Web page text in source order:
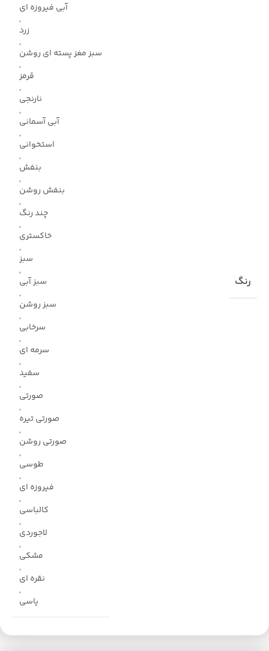
رنگ
آبی فیروزه ای
,
زرد
,
سبز مغز پسته ای روشن
,
قرمز
,
نارنجی
,
آبی آسمانی
,
استخوانی
,
بنفش
,
بنفش روشن
,
چند رنگ
,
خاکستری
,
سبز
,
سبز آبی
,
سبز روشن
,
سرخابی
,
سرمه ای
,
سفید
,
صورتی
,
صورتی تیره
,
صورتی روشن
,
طوسی
,
فیروزه ای
,
کالباسی
,
لاجوردی
,
مشکی
,
نقره ای
,
یاسی